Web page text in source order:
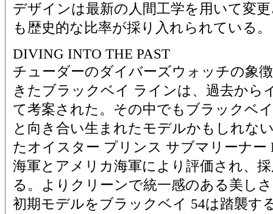
デザインは最新の人間工学を用いて変
も歴史的な比率が採り入れられている。
DIVING INTO THE PAST
チューダーのダイバーズウォッチの象
きたブラックベイ ラインは、過去から
て考案された。その中でもブラックベ
と向き合い生まれたモデルかもしれな
たオイスター プリンス サブマリーナー
海軍とアメリカ海軍により評価され、
る。よりクリーンで統一感のある美し
初期モデルをブラックベイ 54は踏襲す